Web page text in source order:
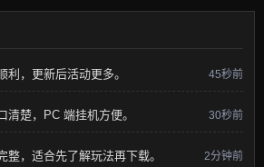
，更新后活动更多。 45秒前
楚，PC 端挂机方便。 30秒前
整，适合先了解玩法再下载。 2分钟前